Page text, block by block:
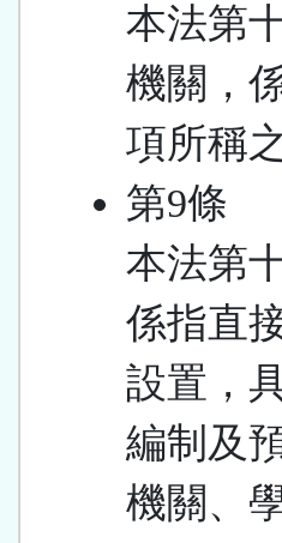
本法第
機關，
項所稱
第9條
本法第
係指直
設置，
編制及
機關、